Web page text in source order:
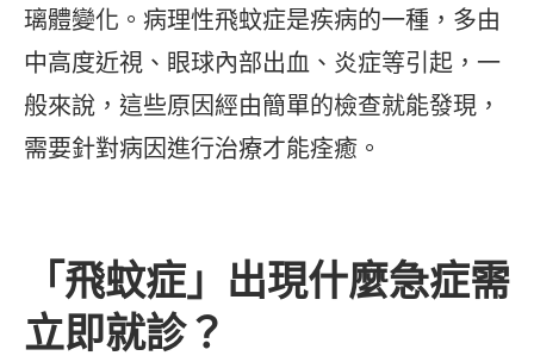
璃體變化。病理性飛蚊症是疾病的一種，多由
中高度近視、眼球內部出血、炎症等引起，一
般來說，這些原因經由簡單的檢查就能發現，
需要針對病因進行治療才能痊癒。
「飛蚊症」出現什麼急症需
立即就診？